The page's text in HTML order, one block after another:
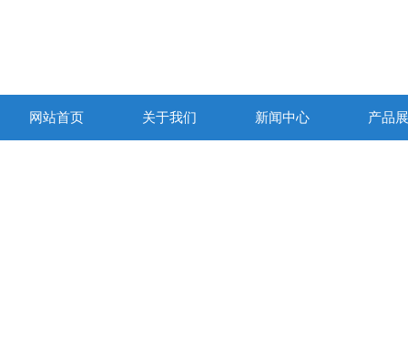
网站首页 关于我们 新闻中心 产品